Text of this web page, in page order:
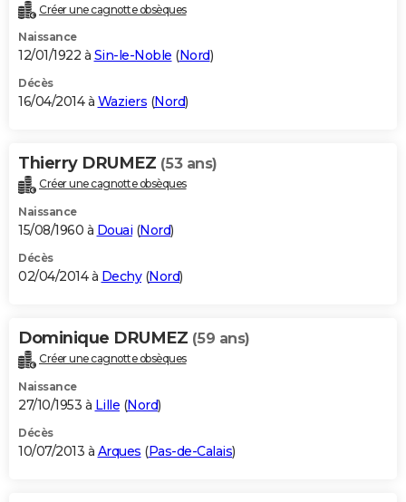
Créer une cagnotte obsèques
Naissance
12/01/1922 à Sin-le-Noble (Nord)
Décès
16/04/2014 à Waziers (Nord)
Thierry DRUMEZ (53 ans)
Créer une cagnotte obsèques
Naissance
15/08/1960 à Douai (Nord)
Décès
02/04/2014 à Dechy(Nord)
Dominique DRUMEZ (59 ans)
Créer une cagnotte obsèques
Naissance
27/10/1953 à Lille (Nord)
Décès
10/07/2013 à Arques (Pas-de-Calais)